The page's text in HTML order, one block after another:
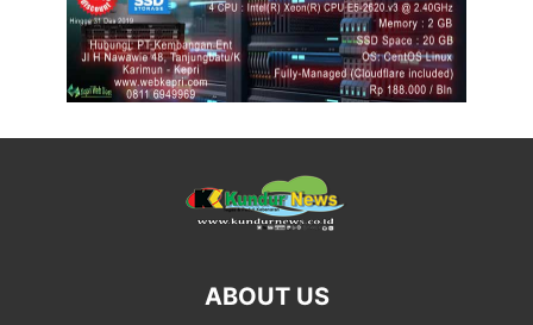
ABOUT US